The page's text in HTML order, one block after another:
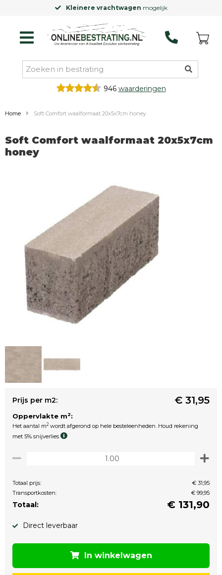
Kleinere vrachtwagen mogelijk
946 waarderingen
Home Soft Comfort waalformaat 20x5x7cm honey
Soft Comfort waalformaat 20x5x7cm
honey
Prijs per m2: € 31,95
Oppervlakte m2:
Het aantal m2 wordt afgerond op hele besteleenheden. Houd rekening
met 5% snijverlies
Totaal prijs:
€ 31,95
Transportkosten:
€ 99,95
Totaal: € 131,90
Direct leverbaar
In winkelwagen